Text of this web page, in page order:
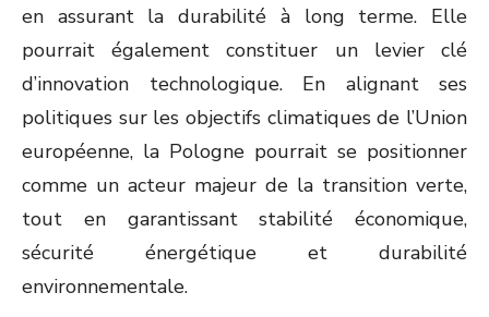
en assurant la durabilité à long terme. Elle
pourrait également constituer un levier clé
d’innovation technologique. En alignant ses
politiques sur les objectifs climatiques de l’Union
européenne, la Pologne pourrait se positionner
comme un acteur majeur de la transition verte,
tout en garantissant stabilité économique,
sécurité énergétique et durabilité
environnementale.